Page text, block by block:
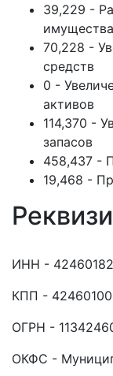
39,229 -
имущества
70,228 -
средств
0 -
активов
114,370 -
запасов
458,437 -
19,468 -
ИНН -
КПП -
ОГРН -
ОКФС -